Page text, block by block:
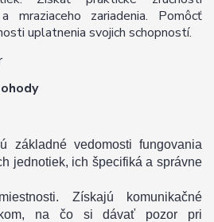
mraziaceho zariadenia. Pomôcť
uplatnenia svojich schopností.
základné vedomosti fungovania
jednotiek, ich špecifiká a správne
Získajú komunikačné
na čo si dávať pozor pri